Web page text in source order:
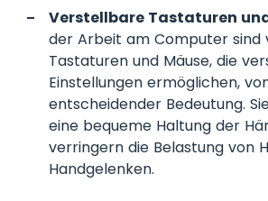
Verstellbare Tastaturen
der Arbeit am Computer sind
Tastaturen und Mäuse, die
Einstellungen ermöglichen,
entscheidender Bedeutung.
eine bequeme Haltung der
verringern die Belastung von
Handgelenken.